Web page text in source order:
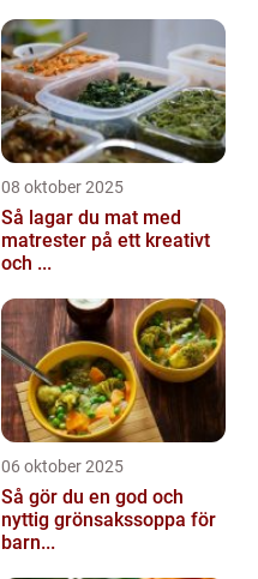
08 oktober 2025
Så lagar du mat med
matrester på ett kreativt
och ...
06 oktober 2025
Så gör du en god och
nyttig grönsakssoppa för
barn...